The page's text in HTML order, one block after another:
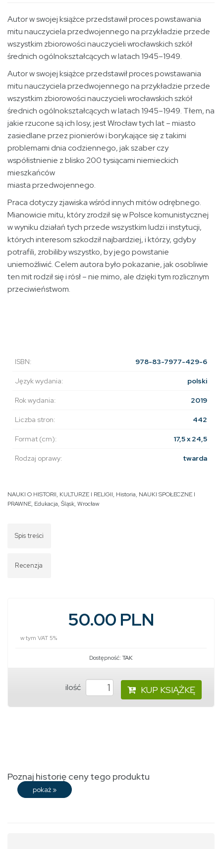
Autor w swojej książce przedstawił proces powstawania
mitu nauczyciela przedwojennego na przykładzie przede
wszystkim zbiorowości nauczycieli wrocławskich szkół
średnich ogólnokształcących w latach 1945–1949.
Autor w swojej książce przedstawił proces powstawania
mitu nauczyciela przedwojennego na przykładzie przede
wszystkim zbiorowości nauczycieli wrocławskich szkół
średnich ogólnokształcących w latach 1945–1949. Tłem, na
jakie rzucone są ich losy, jest Wrocław tych lat – miasto
zasiedlane przez pionierów i borykające się z takimi
problemami dnia codziennego, jak szaber czy
współistnienie z blisko 200 tysiącami niemieckich
mieszkańców
miasta przedwojennego.
Praca dotyczy zjawiska wśród innych mitów odrębnego.
Mianowicie mitu, który zrodził się w Polsce komunistycznej
w wyniku działań tych przede wszystkim ludzi i instytucji,
których interesom szkodził najbardziej, i którzy, gdyby
potrafili, zrobiliby wszystko, by jego powstanie
uniemożliwić. Celem autora było pokazanie, jak osobliwie
ten mit rodził się i rósł – nie mimo, ale dzięki tym rozlicznym
przeciwieństwom.
ISBN: 978-83-7977-429-6
Język wydania: polski
Rok wydania: 2019
Liczba stron: 442
Format (cm): 17,5 x 24,5
Rodzaj oprawy: twarda
NAUKI O HISTORII, KULTURZE I RELIGII, Historia, NAUKI SPOŁECZNE I
PRAWNE, Edukacja, Śląsk, Wrocław
Spis treści
Recenzja
50.00 PLN
w tym VAT 5%
Dostępność: TAK
ilość KUP KSIĄŻKĘ
Poznaj historię ceny tego produktu
pokaż »